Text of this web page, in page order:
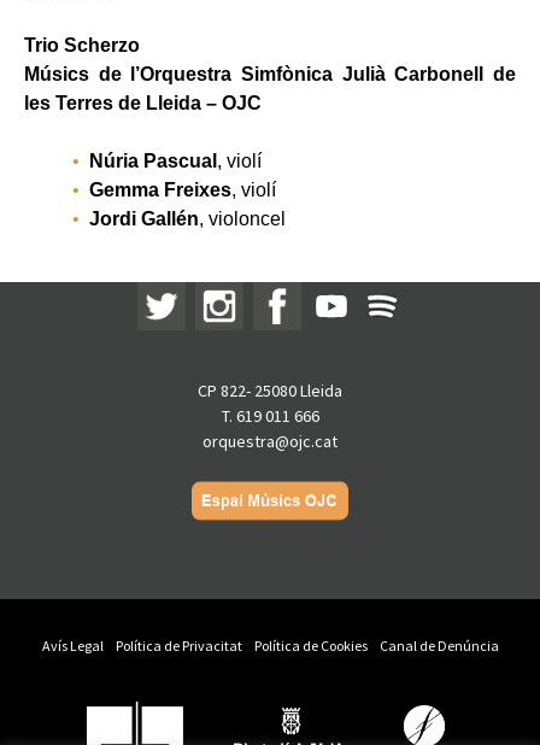
Trio Scherzo
Músics de l’Orquestra Simfònica Julià Carbonell de
les Terres de Lleida – OJC
Núria Pascual , violí
Gemma Freixes, violí
Jordi Gallén, violoncel
CP 822- 25080 Lleida
T. 619 011 666
orquestra@ojc.cat
Avís Legal Política de Privacitat Política de Cookies Canal de Denúncia